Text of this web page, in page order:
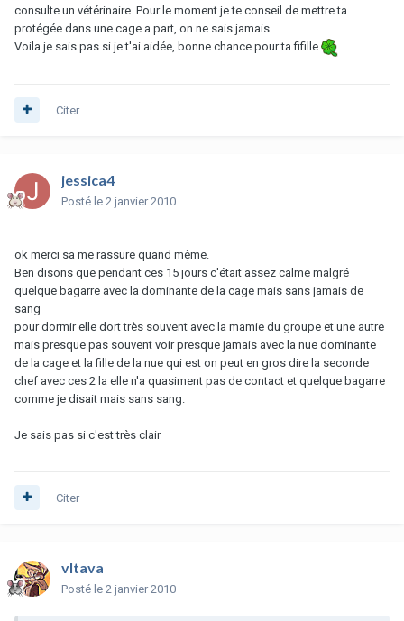
consulte un vétérinaire. Pour le moment je te conseil de mettre ta
protégée dans une cage a part, on ne sais jamais.
Voila je sais pas si je t'ai aidée, bonne chance pour ta fifille
Citer
jessica4
Posté le 2 janvier 2010
ok merci sa me rassure quand même.
Ben disons que pendant ces 15 jours c'était assez calme malgré
quelque bagarre avec la dominante de la cage mais sans jamais de
sang
pour dormir elle dort très souvent avec la mamie du groupe et une autre
mais presque pas souvent voir presque jamais avec la nue dominante
de la cage et la fille de la nue qui est on peut en gros dire la seconde
chef avec ces 2 la elle n'a quasiment pas de contact et quelque bagarre
comme je disait mais sans sang.
Je sais pas si c'est très clair
Citer
vltava
Posté le 2 janvier 2010